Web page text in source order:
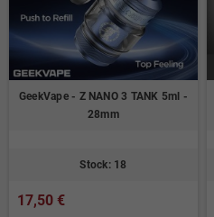
GeekVape - Z NANO 3 TANK 5ml -
28mm
Stock: 18
17,50 €